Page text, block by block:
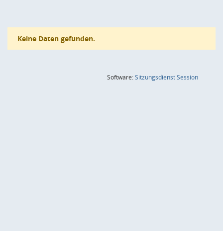
Keine Daten gefunden.
Software:SitzungsdienstSession(Wird in